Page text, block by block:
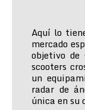
Aquí lo
mercado
objetivo de
scooters
un
radar de
única en su